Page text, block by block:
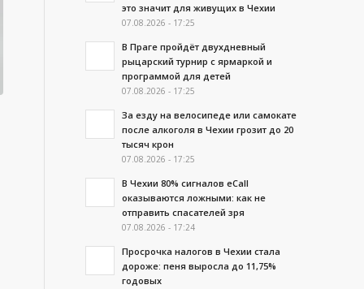
это значит для живущих в Чехии
07.08.2026 - 17:25
В Праге пройдёт двухдневный
рыцарский турнир с ярмаркой и
программой для детей
07.08.2026 - 17:25
За езду на велосипеде или самокате
после алкоголя в Чехии грозит до 20
тысяч крон
07.08.2026 - 17:25
В Чехии 80% сигналов eCall
оказываются ложными: как не
отправить спасателей зря
07.08.2026 - 17:24
Просрочка налогов в Чехии стала
дороже: пеня выросла до 11,75%
годовых